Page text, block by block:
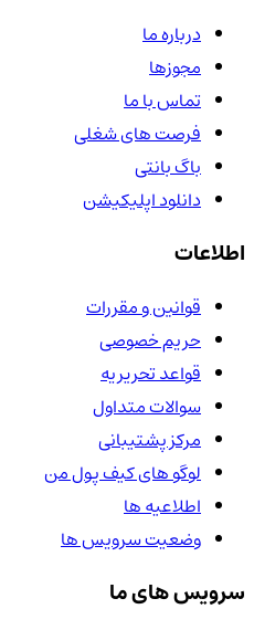
درباره ما
مجوزها
تماس با ما
فرصت های شغلی
باگ بانتی
دانلود اپلیکیشن
اطلاعات
قوانین و مقررات
حریم خصوصی
قواعد تحریریه
سوالات متداول
مرکز پشتیبانی
لوگو های کیف پول من
اطلاعیه ها
وضعیت سرویس ها
سرویس های ما